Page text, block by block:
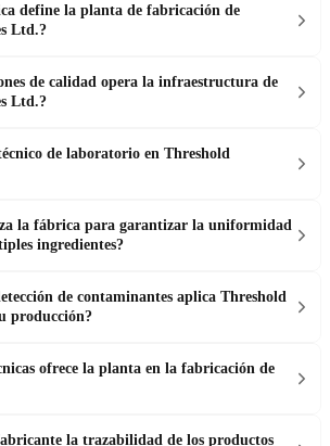
define la planta de fabricación de
Ltd.?
de calidad opera la infraestructura de
Ltd.?
de laboratorio en Threshold
la fábrica para garantizar la uniformidad
ingredientes?
de contaminantes aplica Threshold
producción?
ofrece la planta en la fabricación de
la trazabilidad de los productos